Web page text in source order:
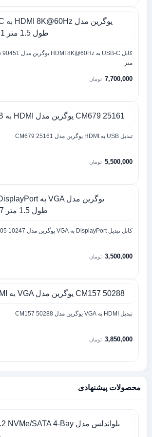
متر
7,700,000 تومان
تبدیل USB به HDMI یوگرین مدل CM679 25161
5,500,000 تومان
کابل تبدیل DisplayPort به VGA یوگرین مدل DP105 10247 طول 1.5 متر
3,500,000 تومان
تبدیل HDMI به VGA یوگرین مدل CM157 50288
3,850,000 تومان
محصولات پیشنهادی